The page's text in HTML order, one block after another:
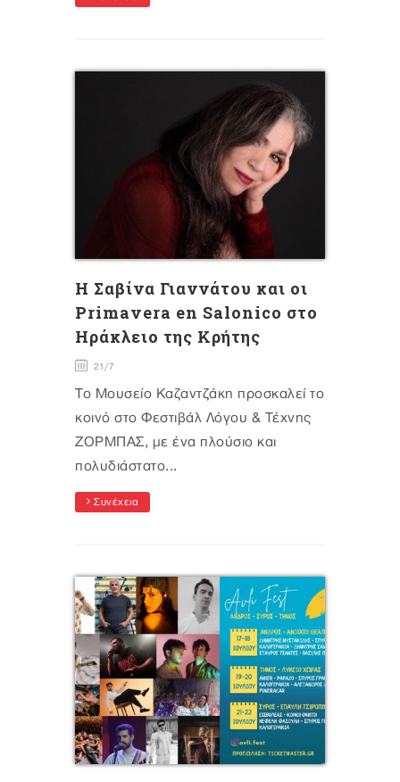
Η Σαβίνα Γιαννάτου και οι
Primavera en Salonico στο
Ηράκλειο της Κρήτης
21/7
Το Μουσείο Καζαντζάκη προσκαλεί το
κοινό στο Φεστιβάλ Λόγου & Τέχνης
ΖΟΡΜΠΑΣ, με ένα πλούσιο και
πολυδιάστατο...
Συνέχεια